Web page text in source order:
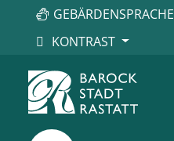
GEBÄRDENSPRACHE
KONTRAST